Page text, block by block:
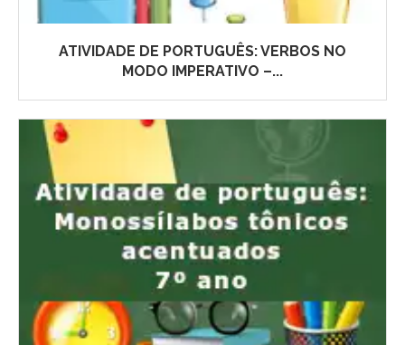
ATIVIDADE DE PORTUGUÊS: VERBOS NO
MODO IMPERATIVO –...